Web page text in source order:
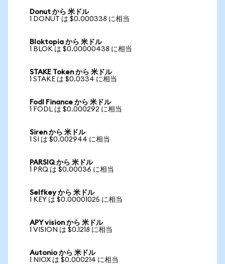
Donut から 米ドル
1 DONUT は $0.000338 に相当
Bloktopia から 米ドル
1 BLOK は $0.00000438 に相当
STAKE Token から 米ドル
1 STAKE は $0.0334 に相当
Fodl Finance から 米ドル
1 FODL は $0.000292 に相当
Siren から 米ドル
1 SI は $0.002944 に相当
PARSIQ から 米ドル
1 PRQ は $0.00036 に相当
Selfkey から 米ドル
1 KEY は $0.00001025 に相当
APY vision から 米ドル
1 VISION は $0.1218 に相当
Autonio から 米ドル
1 NIOX は $0.000214 に相当